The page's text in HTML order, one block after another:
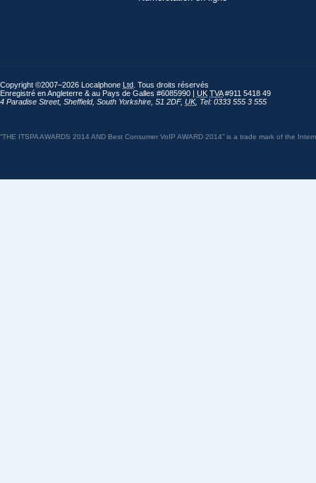
Copyright ©2007–2026 Localphone Ltd . Tous droits réservés
Enregistré en Angleterre & au Pays de Galles #6085990 | UK TVA#911 5418 49
4 Paradise Street, Sheffield, South Yorkshire S1 2DF, UK, Tel: 0333 555 3 555
“THE ITSPA AWARDS 2014 AND Best Consumer VoIP AWARD 2014” is a trade mark of the